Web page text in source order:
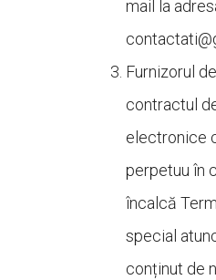
mail la
contactati@
Furnizorul
contractul
electronice
perpetuu în
încalcă
special
conținut de